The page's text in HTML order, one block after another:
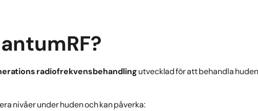
radiofrekvensbehandlingutvecklad för att behandla
nivåer under huden och kan påverka: